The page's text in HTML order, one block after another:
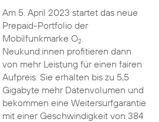
Am 5. April 2023 startet das neue
Prepaid-Portfolio der
Mobilfunkmarke O2.
Neukund:innen profitieren dann
von mehr Leistung für einen fairen
Aufpreis: Sie erhalten bis zu 5,5
Gigabyte mehr Datenvolumen und
bekommen eine Weitersurfgarantie
mit einer Geschwindigkeit von 384